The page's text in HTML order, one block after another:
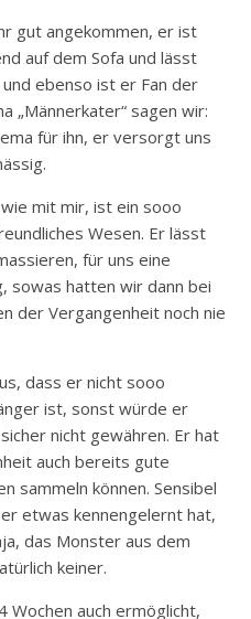
gut angekommen, er ist
auf dem Sofa und lässt
ebenso ist er Fan der
„Männerkater“ sagen wir:
für ihn, er versorgt uns
mit mir, ist ein sooo
Wesen. Er lässt
für uns eine
sowas hatten wir dann bei
der Vergangenheit noch nie
dass er nicht sooo
ist, sonst würde er
nicht gewähren. Er hat
auch bereits gute
sammeln können. Sensibel
etwas kennengelernt hat,
das Monster aus dem
keiner.
Wochen auch ermöglicht,